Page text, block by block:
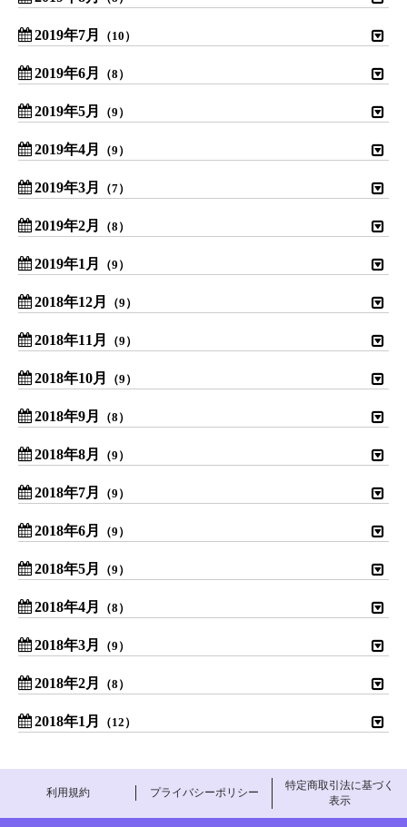
2019年7月 （10）
2019年6月 （8）
2019年5月 （9）
2019年4月 （9）
2019年3月 （7）
2019年2月 （8）
2019年1月 （9）
2018年12月 （9）
2018年11月 （9）
2018年10月 （9）
2018年9月 （8）
2018年8月 （9）
2018年7月 （9）
2018年6月 （9）
2018年5月 （9）
2018年4月 （8）
2018年3月 （9）
2018年2月 （8）
2018年1月 （12）
利用規約 プライバシーポリシー
特定商取引法に基づく
表示